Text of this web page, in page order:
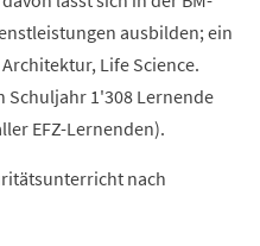
ausbilden; ein
Life Science.
Schuljahr 1'308 Lernende
EFZ-Lernenden).
nach